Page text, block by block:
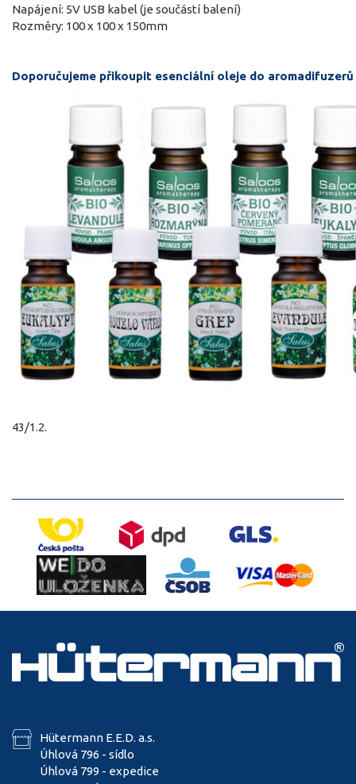
Napájení: 5V USB kabel (je součástí balení)
Rozměry: 100 x 100 x 150mm
Doporučujeme přikoupit esenciální oleje do aromadifuzerů
43/1.2.
Hütermann E.E.D. a.s.
Úhlová 796 - sídlo
Úhlová 799 - expedice